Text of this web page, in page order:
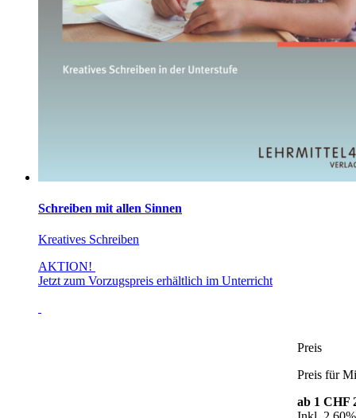
Schreiben mit allen Sinnen
Kreatives Schreiben
AKTION!
Jetzt zum Vorzugspreis erhältlich im Unterricht
Preis
Preis für
ab 1 CHF